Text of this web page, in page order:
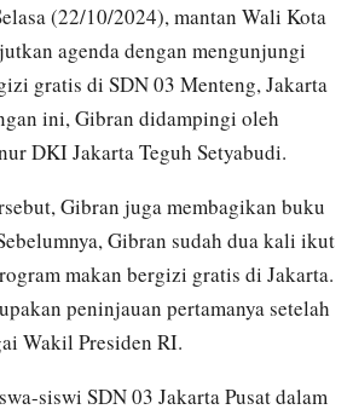
(22/10/2024), mantan Wali Kota
agenda dengan mengunjungi
gratis di SDN 03 Menteng, Jakarta
ini, Gibran didampingi oleh
DKI Jakarta Teguh Setyabudi.
Gibran juga membagikan buku
Gibran sudah dua kali ikut
makan bergizi gratis di Jakarta.
peninjauan pertamanya setelah
Wakil Presiden RI.
siswi SDN 03 Jakarta Pusat dalam